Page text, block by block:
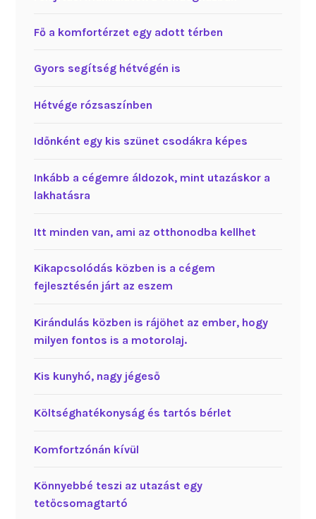
Fő a komfortérzet egy adott térben
Gyors segítség hétvégén is
Hétvége rózsaszínben
Időnként egy kis szünet csodákra képes
Inkább a cégemre áldozok, mint utazáskor a
lakhatásra
Itt minden van, ami az otthonodba kellhet
Kikapcsolódás közben is a cégem
fejlesztésén járt az eszem
Kirándulás közben is rájöhet az ember, hogy
milyen fontos is a motorolaj.
Kis kunyhó, nagy jégeső
Költséghatékonyság és tartós bérlet
Komfortzónán kívül
Könnyebbé teszi az utazást egy
tetőcsomagtartó